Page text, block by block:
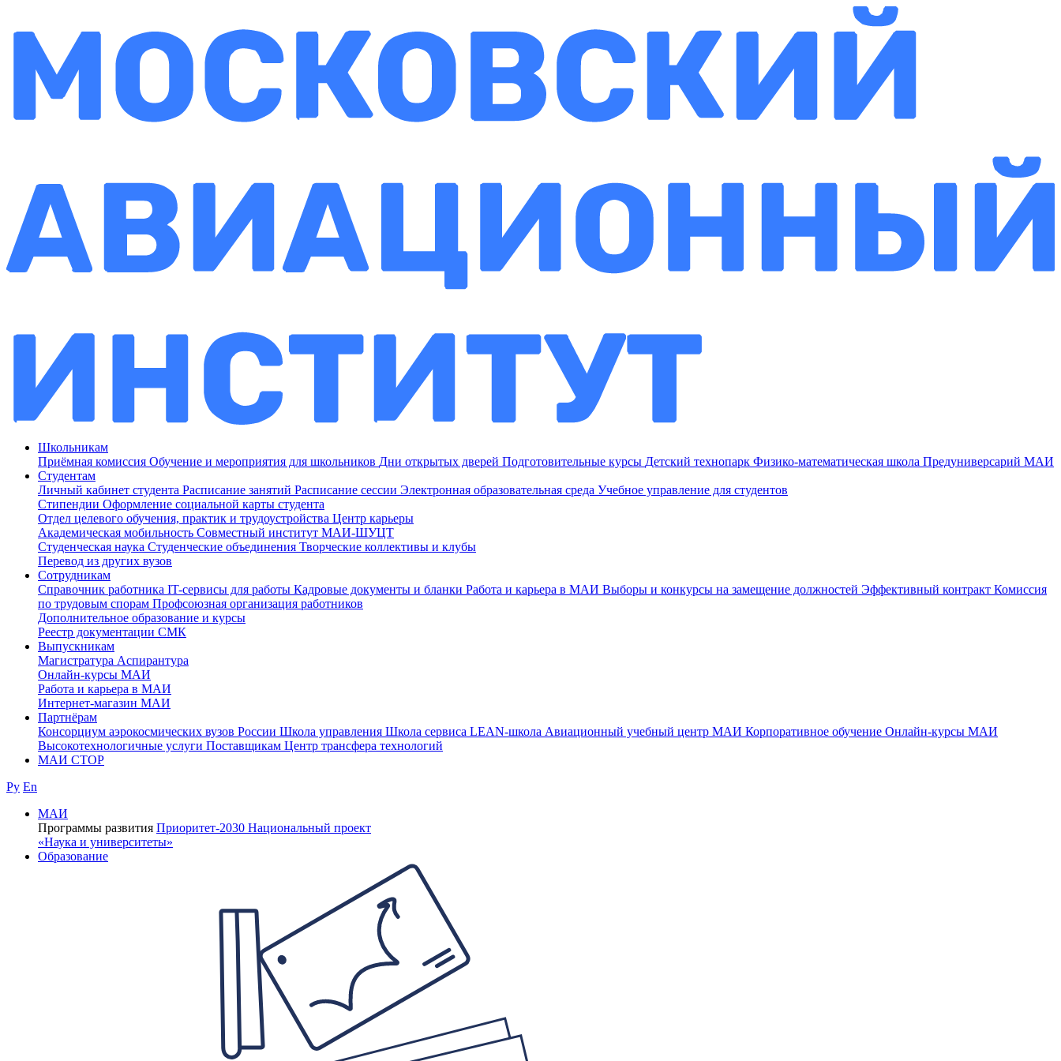
Школьникам
Приёмная комиссия Обучение и мероприятия для школьников Дни открытых дверей Подготовительные курсы Детский технопарк Физико-математическая школа Предуниверсарий МАИ
Студентам
Личный кабинет студента Расписание занятий Расписание сессии Электронная образовательная среда Учебное управление для студентов
Стипендии Оформление социальной карты студента
Отдел целевого обучения, практик и трудоустройства Центр карьеры
Академическая мобильность Совместный институт МАИ-ШУЦТ
Студенческая наука Студенческие объединения Творческие коллективы и клубы
Перевод из других вузов
Сотрудникам
Cправочник работника IT-сервисы для работы Кадровые документы и бланки Работа и карьера в МАИ Выборы и конкурсы на замещение должностей Эффективный контракт Комиссия
по трудовым спорам Профсоюзная организация работников
Дополнительное образование и курсы
Реестр документации СМК
Выпускникам
Магистратура Аспирантура
Онлайн-курсы МАИ
Работа и карьера в МАИ
Интернет-магазин МАИ
Партнёрам
Консорциум аэрокосмических вузов России Школа управления Школа сервиса LEAN-школа Авиационный учебный центр МАИ Корпоративное обучение Онлайн-курсы МАИ
Высокотехнологичные услуги Поставщикам Центр трансфера технологий
МАИ СТОР
Ру En
МАИ
Программы развития Приоритет-2030 Национальный проект
«Наука и университеты»
Образование